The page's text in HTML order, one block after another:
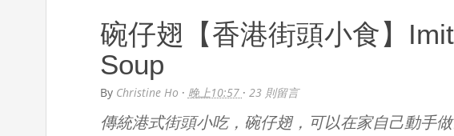
碗仔翅【香港街頭小食】
Soup
By Christine Ho · 晚上10:57 · 23 則留言
傳統港式街頭小吃，碗仔翅，可以在家自己動手